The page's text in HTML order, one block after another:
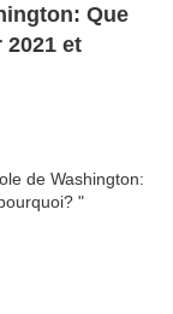
Que
et